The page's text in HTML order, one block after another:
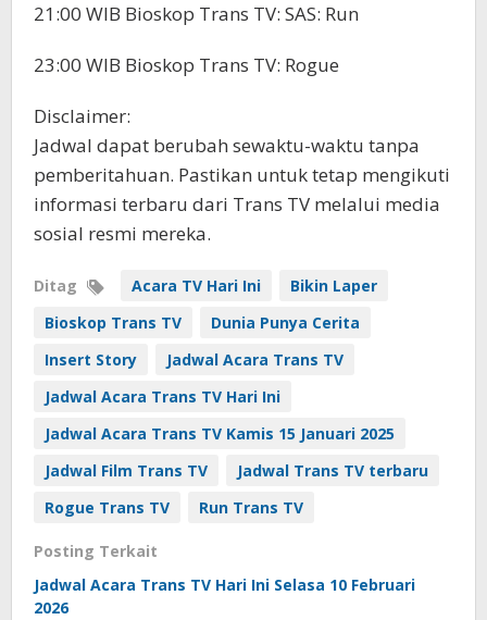
21:00 WIB Bioskop Trans TV: SAS: Run
23:00 WIB Bioskop Trans TV: Rogue
Disclaimer:
Jadwal dapat berubah sewaktu-waktu tanpa
pemberitahuan. Pastikan untuk tetap mengikuti
informasi terbaru dari Trans TV melalui media
sosial resmi mereka.
Ditag Acara TV Hari Ini
Bikin Laper
Bioskop Trans TV
Dunia Punya Cerita
Insert Story
Jadwal Acara Trans TV
Jadwal Acara Trans TV Hari Ini
Jadwal Acara Trans TV Kamis 15 Januari 2025
Jadwal Film Trans TV
Jadwal Trans TV terbaru
Rogue Trans TV
Run Trans TV
Posting Terkait
Jadwal Acara Trans TV Hari Ini Selasa 10 Februari
2026